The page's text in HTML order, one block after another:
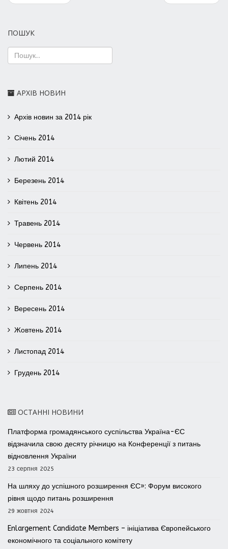
ПОШУК
АРХІВ НОВИН
Архів новин за 2014 рік
Січень 2014
Лютий 2014
Березень 2014
Квітень 2014
Травень 2014
Червень 2014
Липень 2014
Серпень 2014
Вересень 2014
Жовтень 2014
Листопад 2014
Грудень 2014
ОСТАННІ НОВИНИ
Платформа громадянського суспільства Україна-ЄС
відзначила свою десяту річницю на Конференції з питань
відновлення України
23 серпня 2025
На шляху до успішного розширення ЄС»: Форум високого
рівня щодо питань розширення
29 жовтня 2024
Enlargement Candidate Members – ініціатива Європейського
економічного та соціального комітету